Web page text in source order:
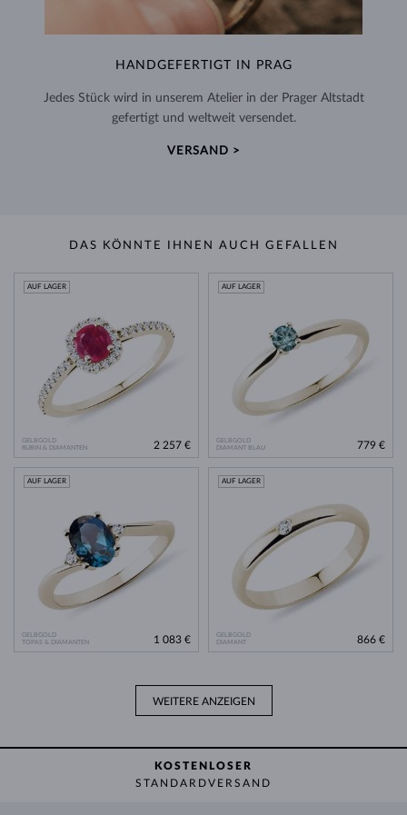
HANDGEFERTIGT IN PRAG
Jedes Stück wird in unserem Atelier in der Prager Altstadt
gefertigt und weltweit versendet.
VERSAND >
DAS KÖNNTE IHNEN AUCH GEFALLEN
GELBGOLD
RUBIN & DIAMANTEN
AUF LAGER
2 257 €
GELBGOLD
DIAMANT BLAU
AUF LAGER
779 €
GELBGOLD
TOPAS & DIAMANTEN
AUF LAGER
1 083 €
GELBGOLD
DIAMANT
AUF LAGER
866 €
WEITERE ANZEIGEN
KOSTENLOSER
STANDARDVERSAND